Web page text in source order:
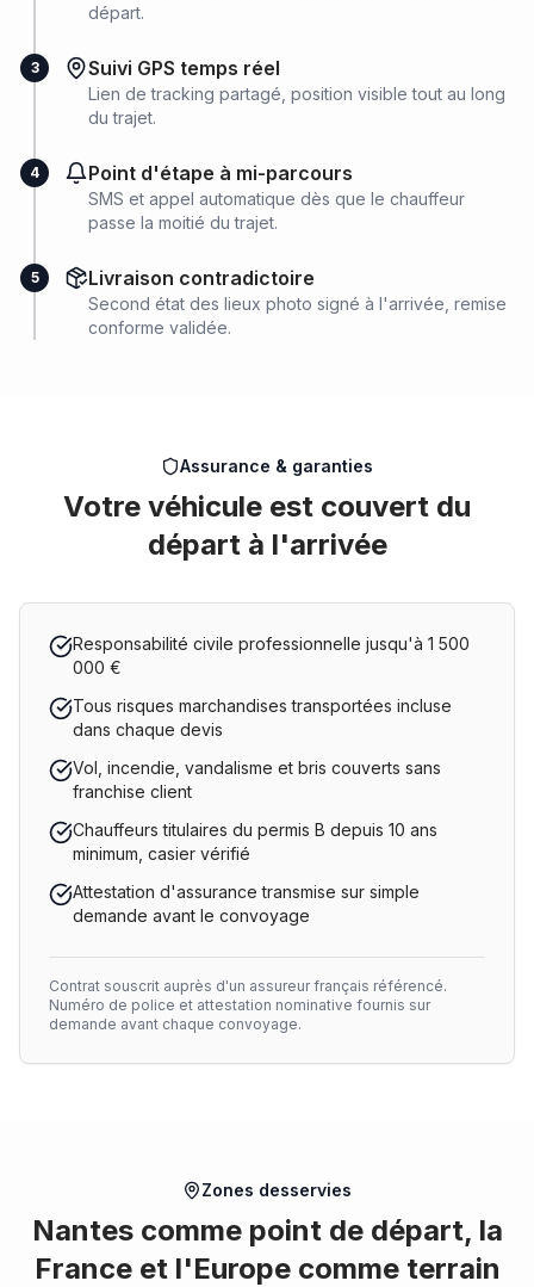
départ.
3 Suivi GPS temps réel
Lien de tracking partagé, position visible tout au long
du trajet.
4 Point d'étape à mi-parcours
SMS et appel automatique dès que le chauffeur
passe la moitié du trajet.
5 Livraison contradictoire
Second état des lieux photo signé à l'arrivée, remise
conforme validée.
Assurance & garanties
Votre véhicule est couvert du
départ à l'arrivée
Responsabilité civile professionnelle jusqu'à 1 500
000 €
Tous risques marchandises transportées incluse
dans chaque devis
Vol, incendie, vandalisme et bris couverts sans
franchise client
Chauffeurs titulaires du permis B depuis 10 ans
minimum, casier vérifié
Attestation d'assurance transmise sur simple
demande avant le convoyage
Contrat souscrit auprès d'un assureur français référencé.
Numéro de police et attestation nominative fournis sur
demande avant chaque convoyage.
Zones desservies
Nantes comme point de départ, la
France et l'Europe comme terrain